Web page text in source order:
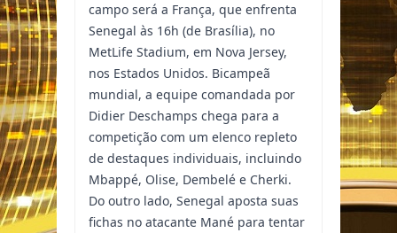
campo será a França, que enfrenta
Senegal às 16h (de Brasília), no
MetLife Stadium, em Nova Jersey,
nos Estados Unidos. Bicampeã
mundial, a equipe comandada por
Didier Deschamps chega para a
competição com um elenco repleto
de destaques individuais, incluindo
Mbappé, Olise, Dembelé e Cherki.
Do outro lado, Senegal aposta suas
fichas no atacante Mané para tentar